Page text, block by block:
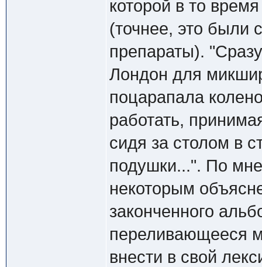
которой в то
(точнее, это были
препараты).
Лондон для
поцарапала
работать,
сидя за столом в
подушки...". По
некоторым
законченного
переливающееся
внести в свой